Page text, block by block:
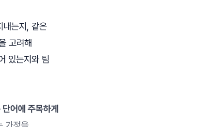
내는지, 같은
고려해
있는지와 팀
어에 주목하게